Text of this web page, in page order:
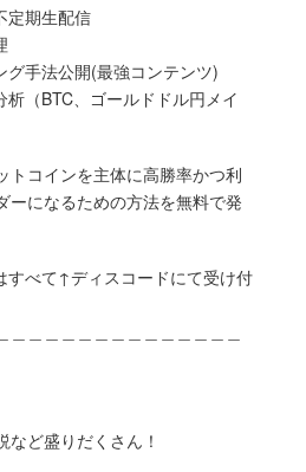
定期生配信
手法公開(最強コンテンツ)
（BTC、ゴールドドル円メイ
トコインを主体に高勝率かつ利
ーになるための方法を無料で発
すべて↑ディスコードにて受け付
など盛りだくさん！